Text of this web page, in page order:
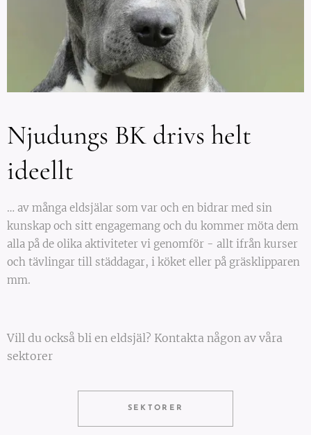
Njudungs BK drivs helt
ideellt
… av många eldsjälar som var och en bidrar med sin
kunskap och sitt engagemang och du kommer möta dem
alla på de olika aktiviteter vi genomför - allt ifrån kurser
och tävlingar till städdagar, i köket eller på gräsklipparen
mm.
Vill du också bli en eldsjäl? Kontakta någon av våra
sektorer
SEKTORER